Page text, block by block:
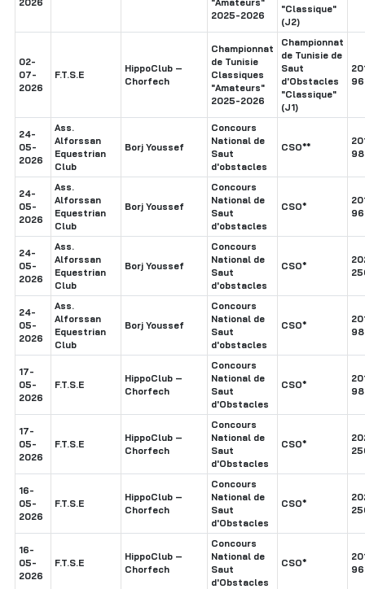
2025-2026
"Classique"
(J2)
02-
07-
2026
F.T.S.E
HippoClub –
Chorfech
Championnat
de Tunisie
Classiques
"Amateurs"
2025-2026
Championnat
de Tunisie de
Saut
d'Obstacles
"Classique"
(J1)
24-
05-
2026
Ass.
Alforssan
Equestrian
Club
Borj Youssef
Concours
National de
Saut
d'obstacles
CSO**
24-
05-
2026
Ass.
Alforssan
Equestrian
Club
Borj Youssef
Concours
National de
Saut
d'obstacles
CSO*
24-
05-
2026
Ass.
Alforssan
Equestrian
Club
Borj Youssef
Concours
National de
Saut
d'obstacles
CSO*
24-
05-
2026
Ass.
Alforssan
Equestrian
Club
Borj Youssef
Concours
National de
Saut
d'obstacles
CSO*
17-
05-
2026
F.T.S.E
HippoClub –
Chorfech
Concours
National de
Saut
d'Obstacles
CSO*
17-
05-
2026
F.T.S.E
HippoClub –
Chorfech
Concours
National de
Saut
d'Obstacles
CSO*
16-
05-
2026
F.T.S.E
HippoClub –
Chorfech
Concours
National de
Saut
d'Obstacles
CSO*
16-
05-
2026
F.T.S.E
HippoClub –
Chorfech
Concours
National de
Saut
d'Obstacles
CSO*